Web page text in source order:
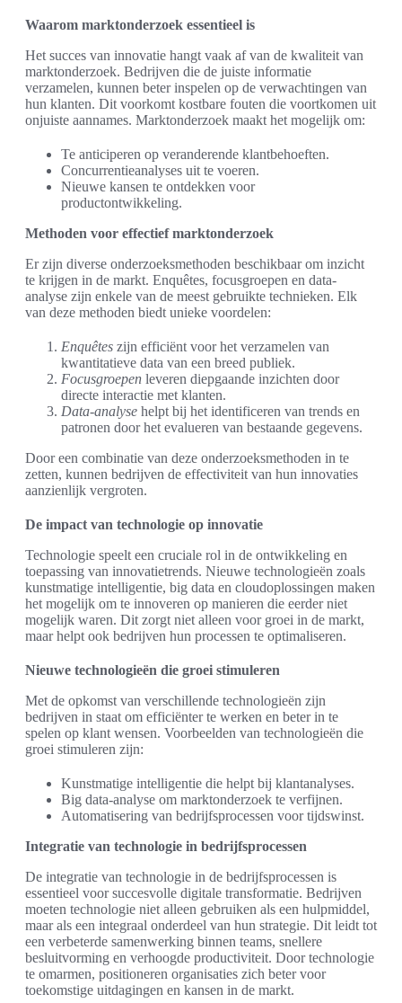
Waarom marktonderzoek essentieel is
Het succes van innovatie hangt vaak af van de kwaliteit van
marktonderzoek. Bedrijven die de juiste informatie
verzamelen, kunnen beter inspelen op de verwachtingen van
hun klanten. Dit voorkomt kostbare fouten die voortkomen uit
onjuiste aannames. Marktonderzoek maakt het mogelijk om:
Te anticiperen op veranderende klantbehoeften.
Concurrentieanalyses uit te voeren.
Nieuwe kansen te ontdekken voor
productontwikkeling.
Methoden voor effectief marktonderzoek
Er zijn diverse onderzoeksmethoden beschikbaar om inzicht
te krijgen in de markt. Enquêtes, focusgroepen en data-
analyse zijn enkele van de meest gebruikte technieken. Elk
van deze methoden biedt unieke voordelen:
Enquêtes zijn efficiënt voor het verzamelen van
kwantitatieve data van een breed publiek.
Focusgroepen leveren diepgaande inzichten door
directe interactie met klanten.
Data-analyse helpt bij het identificeren van trends en
patronen door het evalueren van bestaande gegevens.
Door een combinatie van deze onderzoeksmethoden in te
zetten, kunnen bedrijven de effectiviteit van hun innovaties
aanzienlijk vergroten.
De impact van technologie op innovatie
Technologie speelt een cruciale rol in de ontwikkeling en
toepassing van innovatietrends. Nieuwe technologieën zoals
kunstmatige intelligentie, big data en cloudoplossingen maken
het mogelijk om te innoveren op manieren die eerder niet
mogelijk waren. Dit zorgt niet alleen voor groei in de markt,
maar helpt ook bedrijven hun processen te optimaliseren.
Nieuwe technologieën die groei stimuleren
Met de opkomst van verschillende technologieën zijn
bedrijven in staat om efficiënter te werken en beter in te
spelen op klant wensen. Voorbeelden van technologieën die
groei stimuleren zijn:
Kunstmatige intelligentie die helpt bij klantanalyses.
Big data-analyse om marktonderzoek te verfijnen.
Automatisering van bedrijfsprocessen voor tijdswinst.
Integratie van technologie in bedrijfsprocessen
De integratie van technologie in de bedrijfsprocessen is
essentieel voor succesvolle digitale transformatie. Bedrijven
moeten technologie niet alleen gebruiken als een hulpmiddel,
maar als een integraal onderdeel van hun strategie. Dit leidt tot
een verbeterde samenwerking binnen teams, snellere
besluitvorming en verhoogde productiviteit. Door technologie
te omarmen, positioneren organisaties zich beter voor
toekomstige uitdagingen en kansen in de markt.